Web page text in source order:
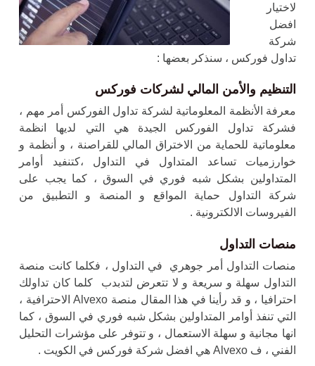
لاختيار
افضل
شركة
تداول فوركس ، سنذكر بعضها :
التنظيم والأمن المالي لشركات فوركس
معرفة الأنظمة المعلوماتية لشركة تداول الفوركس أمر مهم ،
فشركة تداول الفوركس الجيدة هي التي لديها انظمة
معلوماتية للحماية من الاختراق المالي للقراصنة ، و أنظمة و
خوارزميات تساعد المتداول في التداول ،كتنفيد أوامر
المتداولين بشكل شبه فوري في السوق ، كما يجب على
شركة التداول حماية المواقع و المنصة و التطبيق من
الفيروسات الالكترونية .
منصات التداول
منصات التداول أمر جوهري في التداول ، فكلما كانت منصة
التداول سهلة و سريعة و لا تتعرض لتدبدب كلما كان تداولك
احترافيا ، و قد رأينا في هذا المقال منصة Alvexo الاحترافية ،
التي تنفذ أوامر المتداولين بشكل شبه فوري في السوق ، كما
انها مجانية و سهلة الاستعمال ، و تتوفر على مؤشرات التحليل
الفني ، ف Alvexo هي افضل شركة فوركس في الكويت .